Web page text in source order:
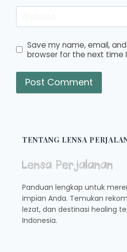
Save my name, email,
browser for the next time
TENTANG LENSA
Panduan lengkap untuk
impian Anda. Temukan
lezat, dan destinasi healing
Indonesia.